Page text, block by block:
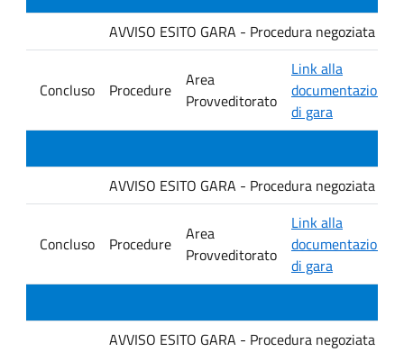
AVVISO ESITO GARA - Procedura negoziata
Concluso Procedure
Area
Provveditorato
Link alla
documentazione
di gara
AVVISO ESITO GARA - Procedura negoziata
Concluso Procedure
Area
Provveditorato
Link alla
documentazione
di gara
AVVISO ESITO GARA - Procedura negoziata